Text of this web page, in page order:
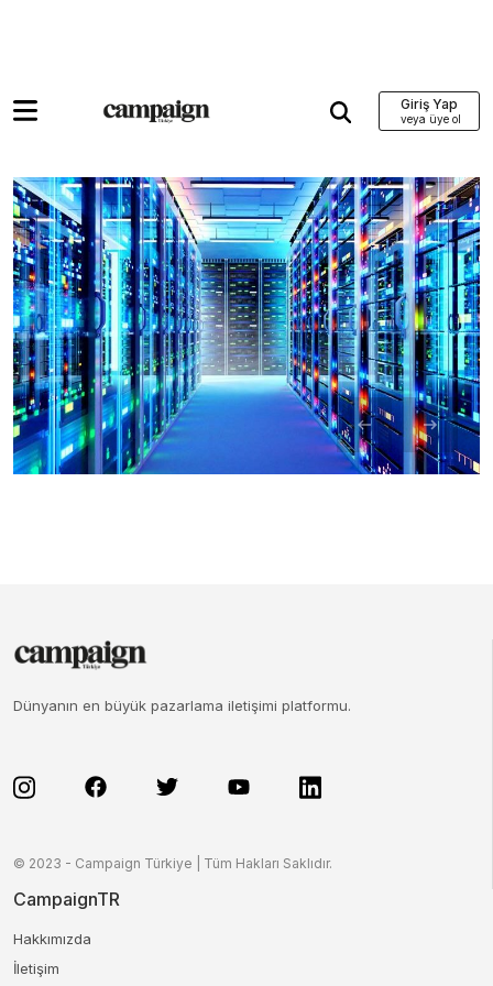
Giriş Yap
Dünyanın en büyük pazarlama iletişimi platformu.
© 2023 - Campaign Türkiye | Tüm Hakları Saklıdır.
CampaignTR
Hakkımızda
İletişim